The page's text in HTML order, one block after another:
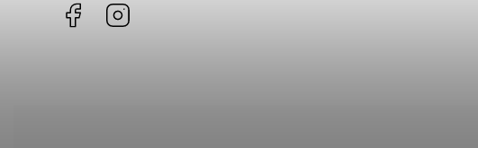
Facebook